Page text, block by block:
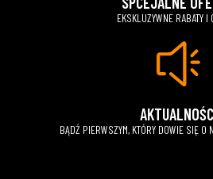
EKSKLUZYWNE RABATY I
BĄDŹ PIERWSZYM, KTÓRY DOWIE SIĘ O